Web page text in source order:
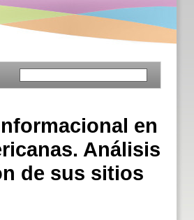
en
Análisis
de sus sitios